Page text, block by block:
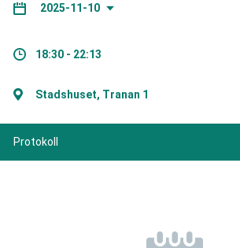
2025-11-10
18:30 - 22:13
Stadshuset, Tranan 1
Protokoll